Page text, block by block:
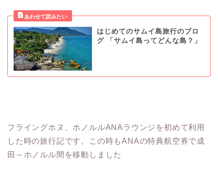
はじめてのサムイ島旅行のブロ
グ 「サムイ島ってどんな島？」
フライングホヌ、ホノルルANAラウンジを初めて利用
した時の旅行記です。この時もANAの特典航空券で成
田～ホノルル間を移動しました